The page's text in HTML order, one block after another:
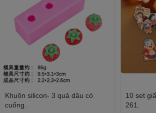
Khuôn silicon- 3 quả dâu có
cuống.
10 set
261.